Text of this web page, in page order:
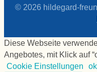
© 2026 hildegard-
Diese Webseite
Angebotes, mit Klick auf
Cookie Einstellungen
ok